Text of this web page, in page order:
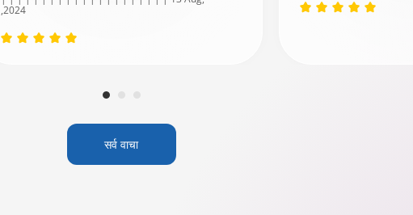
,2024
सर्व वाचा